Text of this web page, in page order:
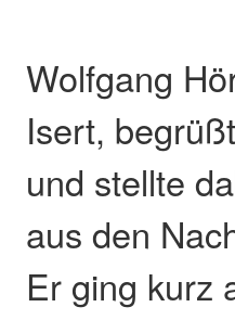
Wolfgang
Isert,
und stellte
aus den
Er ging kurz